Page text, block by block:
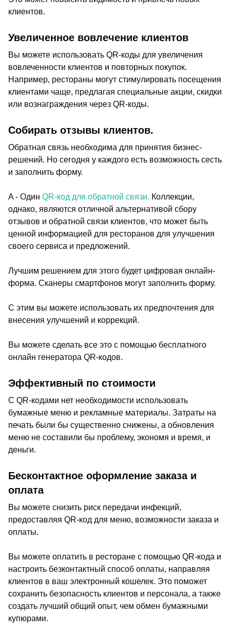
клиентов.
Увеличенное вовлечение клиентов
Вы можете использовать QR-коды для увеличения
вовлеченности клиентов и повторных покупок.
Например, рестораны могут стимулировать посещения
клиентами чаще, предлагая специальные акции, скидки
или вознаграждения через QR-коды.
Собирать отзывы клиентов.
Обратная связь необходима для принятия бизнес-
решений. Но сегодня у каждого есть возможность сесть
и заполнить форму.
A - Один QR-код для обратной связи. Коллекции,
однако, являются отличной альтернативой сбору
отзывов и обратной связи клиентов, что может быть
ценной информацией для ресторанов для улучшения
своего сервиса и предложений.
Лучшим решением для этого будет цифровая онлайн-
форма. Сканеры смартфонов могут заполнить форму.
С этим вы можете использовать их предпочтения для
внесения улучшений и коррекций.
Вы можете сделать все это с помощью бесплатного
онлайн генератора QR-кодов.
Эффективный по стоимости
С QR-кодами нет необходимости использовать
бумажные меню и рекламные материалы. Затраты на
печать были бы существенно снижены, а обновления
меню не составили бы проблему, экономя и время, и
деньги.
Бесконтактное оформление заказа и
оплата
Вы можете снизить риск передачи инфекций,
предоставляя QR-код для меню, возможности заказа и
оплаты.
Вы можете оплатить в ресторане с помощью QR-кода и
настроить безконтактный способ оплаты, направляя
клиентов в ваш электронный кошелек. Это поможет
сохранить безопасность клиентов и персонала, а также
создать лучший общий опыт, чем обмен бумажными
купюрами.